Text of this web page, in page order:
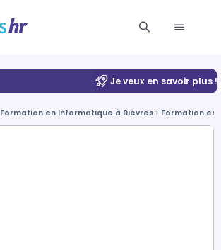
Je veux en savoir plus !
Formation en Informatique à Bièvres Formation en